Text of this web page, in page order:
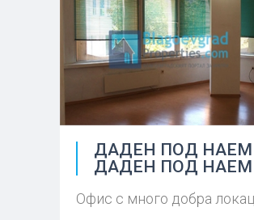
ДАДЕН ПОД НАЕМ
ДАДЕН ПОД НАЕМ
Офис с много добра